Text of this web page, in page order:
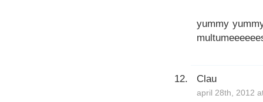
yummy
Clau
april 28th, 2012